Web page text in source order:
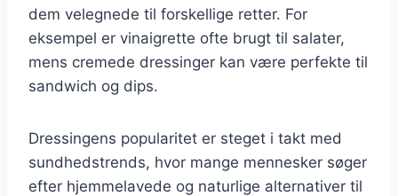
dem velegnede til forskellige retter. For
eksempel er vinaigrette ofte brugt til salater,
mens cremede dressinger kan være perfekte til
sandwich og dips.
Dressingens popularitet er steget i takt med
sundhedstrends, hvor mange mennesker søger
efter hjemmelavede og naturlige alternativer til